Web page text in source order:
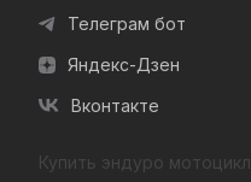
Телеграм бот
Яндекс-Дзен
Вконтакте
Купить эндуро мотоцикл